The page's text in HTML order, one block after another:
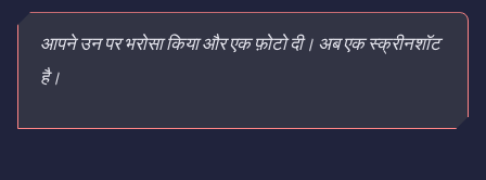
आपने उन पर भरोसा किया और एक फ़ोटो दी। अब एक स्क्रीनशॉट
है।